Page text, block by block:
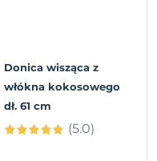
Donica wisząca z
włókna kokosowego
dł. 61 cm
(5.0)